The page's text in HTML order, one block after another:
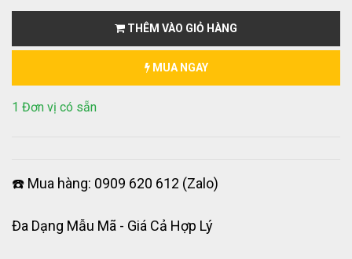
THÊM VÀO GIỎ HÀNG
MUA NGAY
1 Đơn vị có sẵn
☎️ Mua hàng: 0909 620 612 (Zalo)
Đa Dạng Mẫu Mã - Giá Cả Hợp Lý